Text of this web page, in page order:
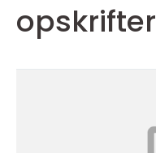
opskrifter